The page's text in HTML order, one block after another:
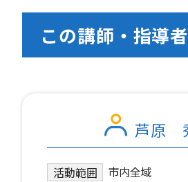
この講師・指導
芦原
活動範囲
市内全域